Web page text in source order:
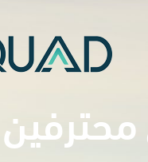
محترفين